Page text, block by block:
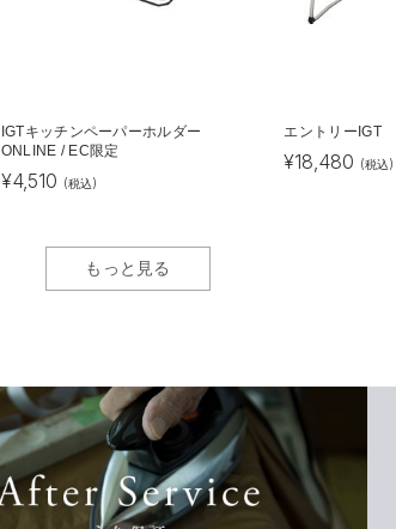
IGTキッチンペーパーホルダー
ONLINE / EC限定
¥4,510 (税込)
エントリーIGT
¥18,480 (税込)
もっと見る